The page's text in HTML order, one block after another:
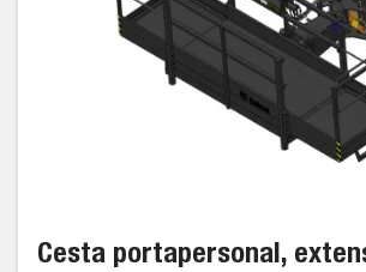
Cesta portapersonal,